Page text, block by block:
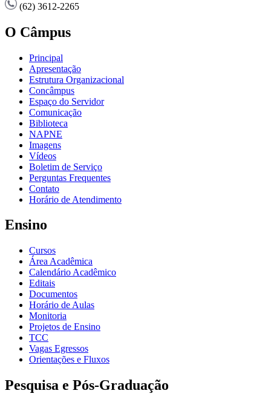
(62) 3612-2265
O Câmpus
Principal
Apresentação
Estrutura Organizacional
Concâmpus
Espaço do Servidor
Comunicação
Biblioteca
NAPNE
Imagens
Vídeos
Boletim de Serviço
Perguntas Frequentes
Contato
Horário de Atendimento
Ensino
Cursos
Área Acadêmica
Calendário Acadêmico
Editais
Documentos
Horário de Aulas
Monitoria
Projetos de Ensino
TCC
Vagas Egressos
Orientações e Fluxos
Pesquisa e Pós-Graduação